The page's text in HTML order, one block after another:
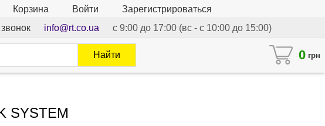
Корзина Войти
Зарегистрироваться
info@rt.co.ua с 9:00 до 17:00 (вс - с 10:00 до 15:00)
0 грн
Найти
SYSTEM